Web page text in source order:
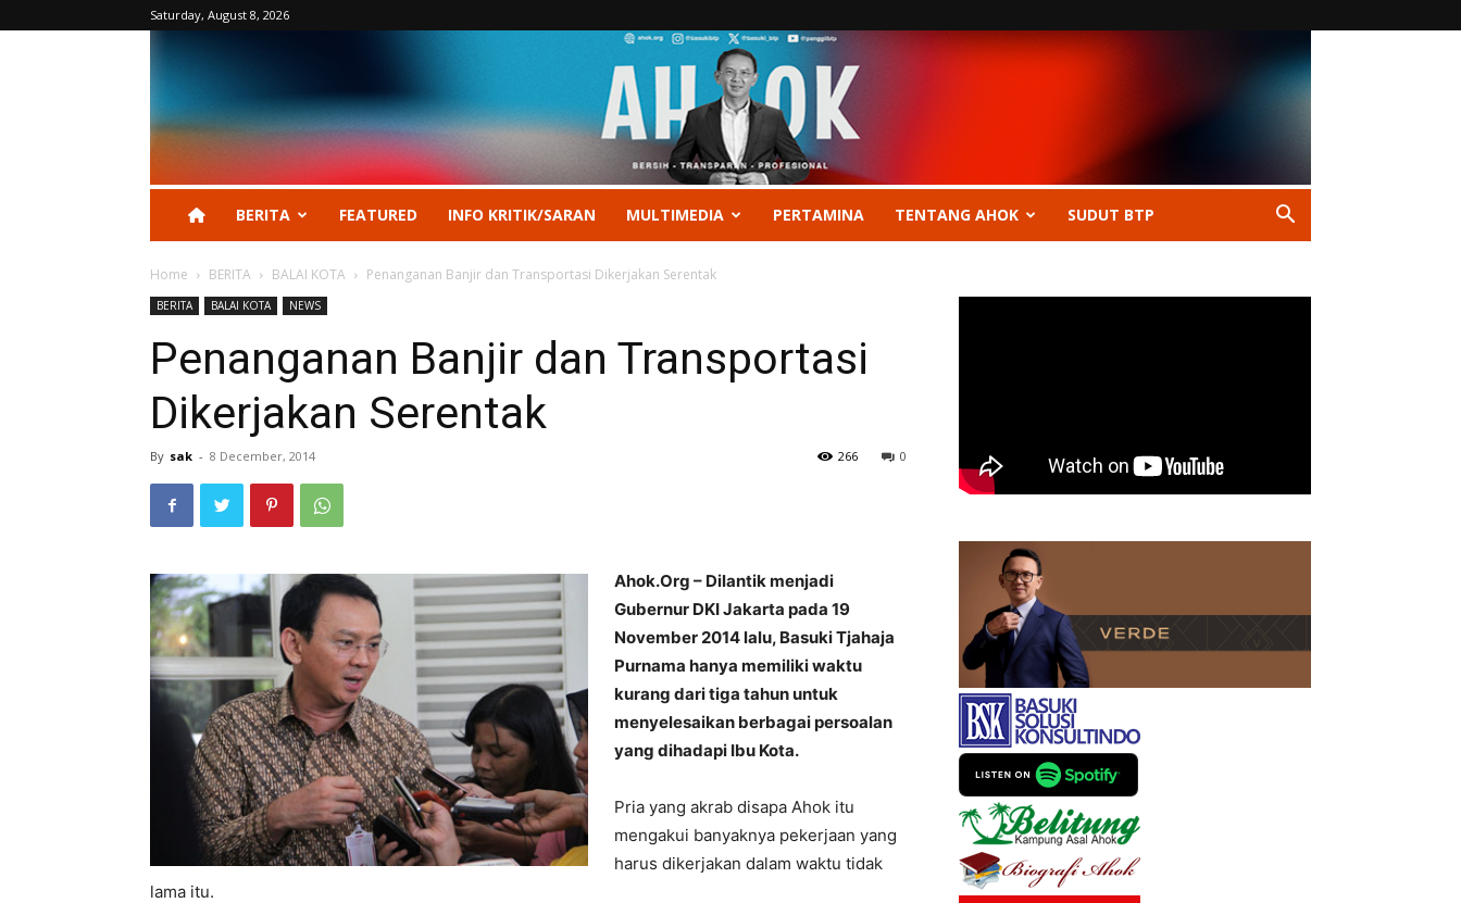
Saturday, August 8, 2026
BERITA FEATURED INFO KRITIK/SARAN MULTIMEDIA PERTAMINA TENTANG AHOK SUDUT BTP
Home BERITA BALAI KOTA Penanganan Banjir dan Transportasi Dikerjakan Serentak
BERITA BALAI KOTA NEWS
Penanganan Banjir dan Transportasi
Dikerjakan Serentak
By sak - 8 December, 2014 0
266
Ahok.Org – Dilantik menjadi
Gubernur DKI Jakarta pada 19
November 2014 lalu, Basuki Tjahaja
Purnama hanya memiliki waktu
kurang dari tiga tahun untuk
menyelesaikan berbagai persoalan
yang dihadapi Ibu Kota.
Pria yang akrab disapa Ahok itu
mengakui banyaknya pekerjaan yang
harus dikerjakan dalam waktu tidak
lama itu.